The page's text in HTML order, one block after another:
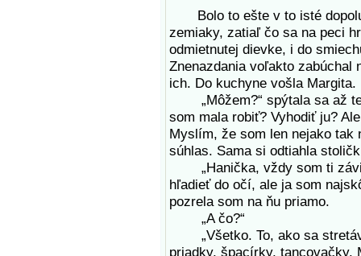
Bolo to ešte v to isté
zemiaky, zatiaľ čo sa na peci
odmietnutej dievke, i do
Znenazdania voľakto zabúchal
ich. Do kuchyne vošla Margita.
„Môžem?“ spýtala sa až
som mala robiť? Vyhodiť ju?
Myslím, že som len nejako tak
súhlas. Sama si odtiahla
„Hanička, vždy som ti
hľadieť do očí, ale ja som
pozrela som na ňu priamo.
„A čo?“
„Všetko. To, ako sa
priadky, špacírky, tancovačky.